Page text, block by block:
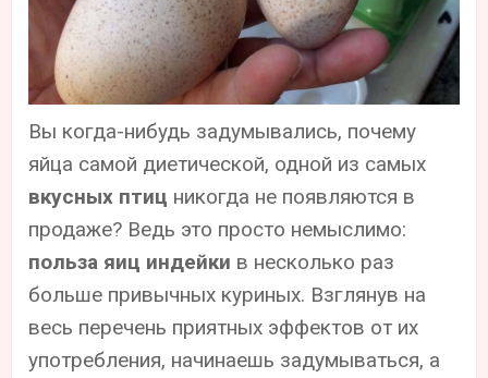
Вы когда-нибудь задумывались, почему
яйца самой диетической, одной из самых
вкусных птиц никогда не появляются в
продаже? Ведь это просто немыслимо:
польза яиц индейки в несколько раз
больше привычных куриных. Взглянув на
весь перечень приятных эффектов от их
употребления, начинаешь задумываться, а